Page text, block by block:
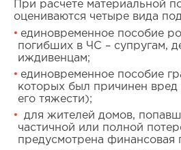
При расчете материальной
оцениваются четыре вида
единовременное пособие
погибших в ЧС – супругам,
иждивенцам;
единовременное пособие
которых был причинен вред
его тяжести);
для жителей домов,
частичной или полной
предусмотрена финансовая